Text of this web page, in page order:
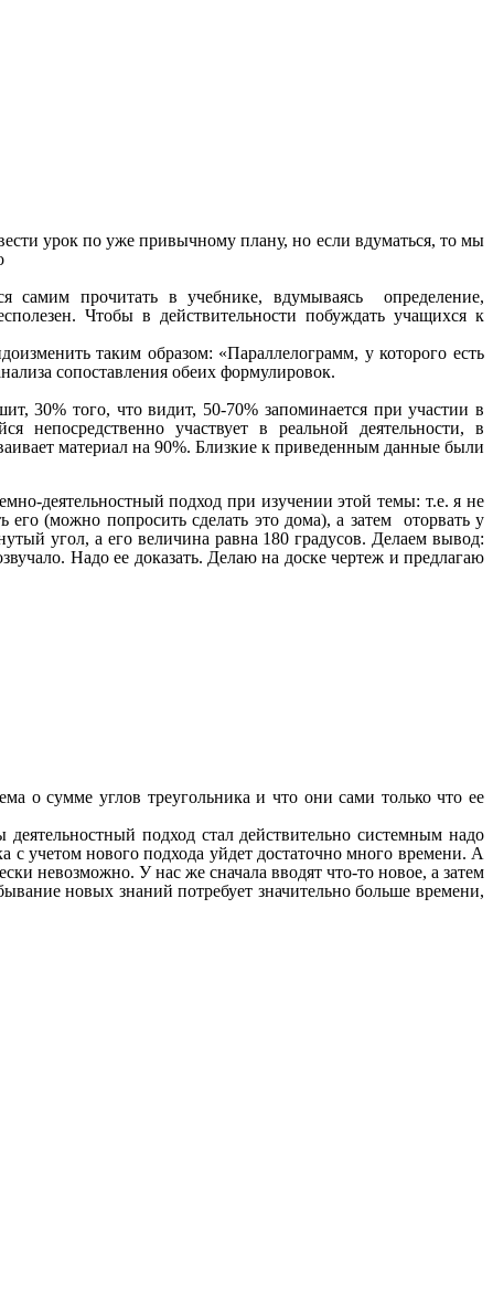
урок по уже привычному плану, но если вдуматься, то мы
прочитать в учебнике, вдумываясь определение,
Чтобы в действительности побуждать учащихся к
таким образом: «Параллелограмм, у которого есть
сопоставления обеих формулировок.
30% того, что видит, 50-70% запоминается при участии в
участвует в реальной деятельности, в
материал на 90%. Близкие к приведенным данные были
деятельностный подход при изучении этой темы: т.е. я не
(можно попросить сделать это дома), а затем оторвать у
угол, а его величина равна 180 градусов. Делаем вывод:
Надо ее доказать. Делаю на доске чертеж и предлагаю
о сумме углов треугольника и что они сами только что ее
подход стал действительно системным надо
с учетом нового подхода уйдет достаточно много времени. А
невозможно. У нас же сначала вводят что-то новое, а затем
новых знаний потребует значительно больше времени,